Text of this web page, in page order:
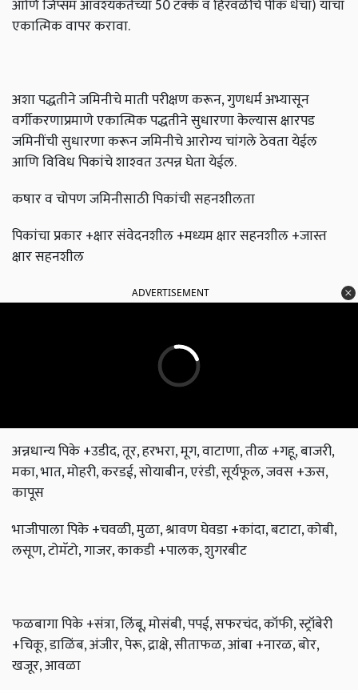
आणि जिप्सम आवश्‍यकतेच्या 50 टक्के व हिरवळीचे पीक धैंचा) यांचा
एकात्मिक वापर करावा.
अशा पद्धतीने जमिनीचे माती परीक्षण करून, गुणधर्म अभ्यासून
वर्गीकरणाप्रमाणे एकात्मिक पद्धतीने सुधारणा केल्यास क्षारपड
जमिनींची सुधारणा करून जमिनीचे आरोग्य चांगले ठेवता येईल
आणि विविध पिकांचे शाश्‍वत उत्पन्न घेता येईल.
कषार व चोपण जमिनीसाठी पिकांची सहनशीलता
पिकांचा प्रकार +क्षार संवेदनशील +मध्यम क्षार सहनशील +जास्त
क्षार सहनशील
ADVERTISEMENT
अन्नधान्य पिके +उडीद, तूर, हरभरा, मूग, वाटाणा, तीळ +गहू, बाजरी,
मका, भात, मोहरी, करडई, सोयाबीन, एरंडी, सूर्यफूल, जवस +ऊस,
कापूस
भाजीपाला पिके +चवळी, मुळा, श्रावण घेवडा +कांदा, बटाटा, कोबी,
लसूण, टोमॅटो, गाजर, काकडी +पालक, शुगरबीट
फळबागा पिके +संत्रा, लिंबू, मोसंबी, पपई, सफरचंद, कॉफी, स्ट्रॉबेरी
+चिकू, डाळिंब, अंजीर, पेरू, द्राक्षे, सीताफळ, आंबा +नारळ, बोर,
खजूर, आवळा